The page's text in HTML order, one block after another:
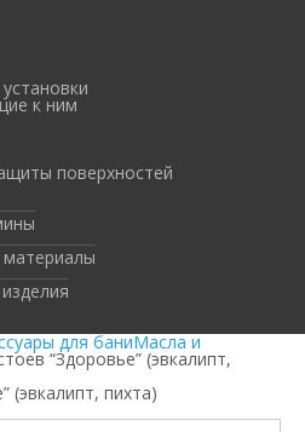
к ним
поверхностей
для баниМасла и
“Здоровье” (эвкалипт,
(эвкалипт, пихта)